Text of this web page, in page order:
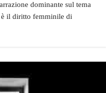
dominante sul tema
il diritto femminile di